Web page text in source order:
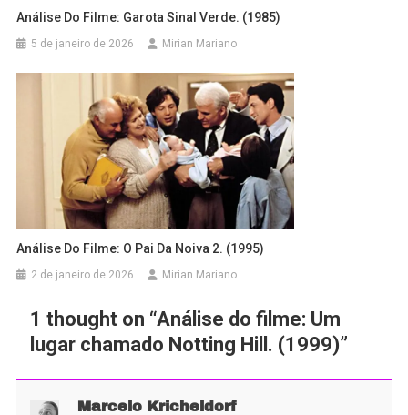
Análise Do Filme: Garota Sinal Verde. (1985)
5 de janeiro de 2026 Mirian Mariano
Análise Do Filme: O Pai Da Noiva 2. (1995)
2 de janeiro de 2026 Mirian Mariano
1 thought on “Análise do filme: Um
lugar chamado Notting Hill. (1999)”
Marcelo Kricheldorf